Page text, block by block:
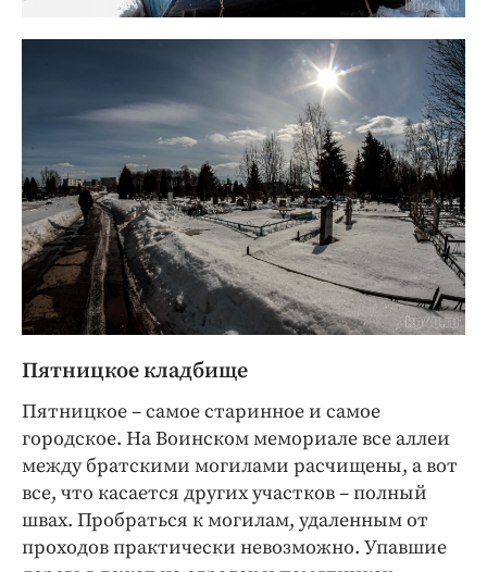
Пятницкое кладбище
Пятницкое – самое старинное и самое
городское. На Воинском мемориале все аллеи
между братскими могилами расчищены, а вот
все, что касается других участков – полный
швах. Пробраться к могилам, удаленным от
проходов практически невозможно. Упавшие